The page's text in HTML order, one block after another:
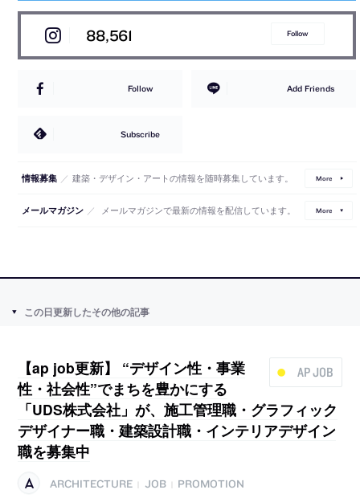
88,561 Follow
Follow Add Friends
Subscribe
情報募集 ／ 建築・デザイン・アートの情報を随時募集しています。 More
メールマガジン ／ メールマガジンで最新の情報を配信しています。 More
この日更新したその他の記事
AP JOB
【ap job更新】 “デザイン性・事業
性・社会性”でまちを豊かにする
「UDS株式会社」が、施工管理職・グラフィック
デザイナー職・建築設計職・インテリアデザイン
職を募集中
ARCHITECTURE JOB
PROMOTION